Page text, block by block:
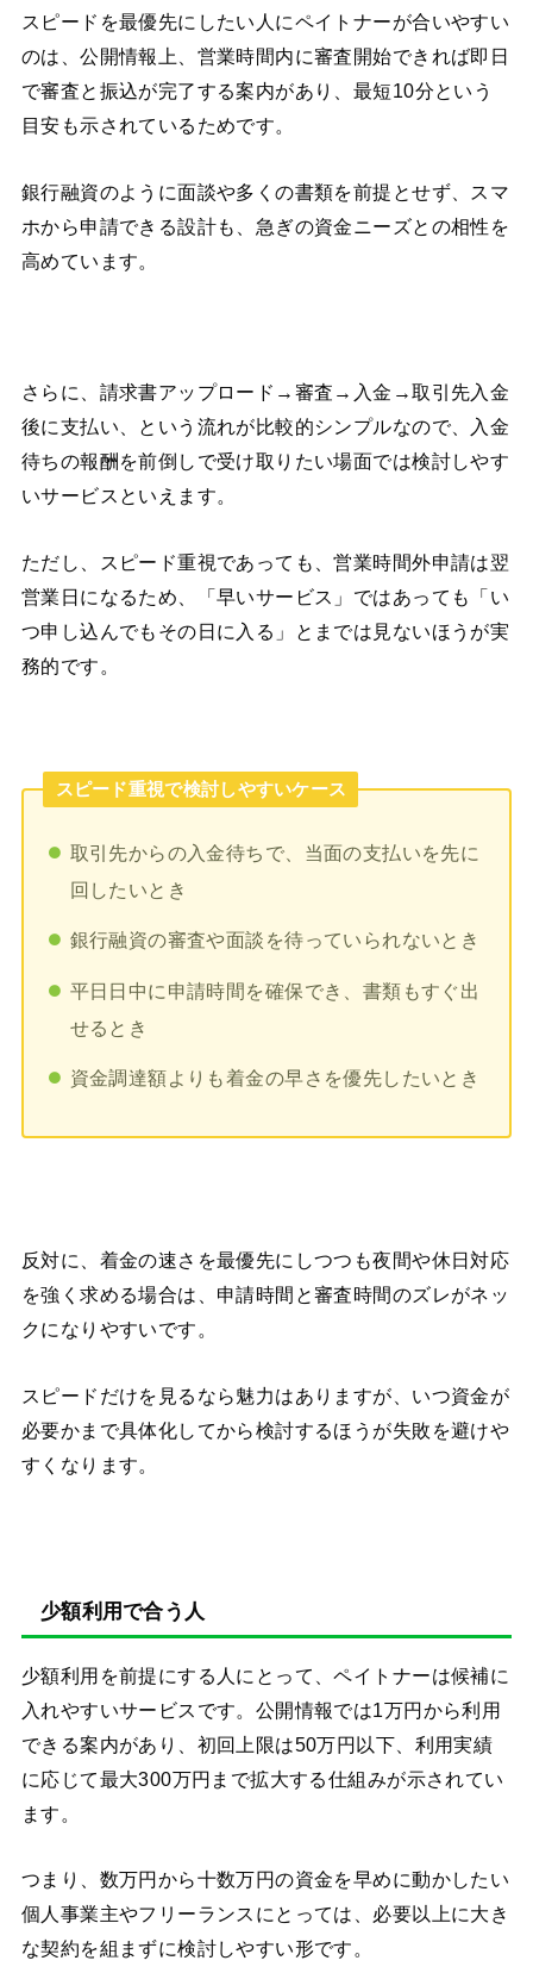
スピードを最優先にしたい人にペイトナーが合いやすい
のは、公開情報上、営業時間内に審査開始できれば即日
で審査と振込が完了する案内があり、最短10分という
目安も示されているためです。
銀行融資のように面談や多くの書類を前提とせず、スマ
ホから申請できる設計も、急ぎの資金ニーズとの相性を
高めています。
さらに、請求書アップロード→審査→入金→取引先入金
後に支払い、という流れが比較的シンプルなので、入金
待ちの報酬を前倒しで受け取りたい場面では検討しやす
いサービスといえます。
ただし、スピード重視であっても、営業時間外申請は翌
営業日になるため、「早いサービス」ではあっても「い
つ申し込んでもその日に入る」とまでは見ないほうが実
務的です。
スピード重視で検討しやすいケース
取引先からの入金待ちで、当面の支払いを先に
回したいとき
銀行融資の審査や面談を待っていられないとき
平日日中に申請時間を確保でき、書類もすぐ出
せるとき
資金調達額よりも着金の早さを優先したいとき
反対に、着金の速さを最優先にしつつも夜間や休日対応
を強く求める場合は、申請時間と審査時間のズレがネッ
クになりやすいです。
スピードだけを見るなら魅力はありますが、いつ資金が
必要かまで具体化してから検討するほうが失敗を避けや
すくなります。
少額利用で合う人
少額利用を前提にする人にとって、ペイトナーは候補に
入れやすいサービスです。公開情報では1万円から利用
できる案内があり、初回上限は50万円以下、利用実績
に応じて最大300万円まで拡大する仕組みが示されてい
ます。
つまり、数万円から十数万円の資金を早めに動かしたい
個人事業主やフリーランスにとっては、必要以上に大き
な契約を組まずに検討しやすい形です。